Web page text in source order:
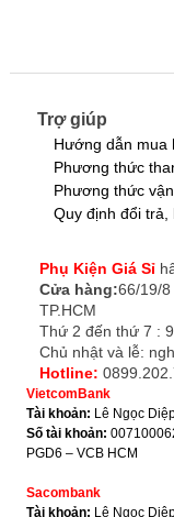
Trợ giúp
Hướng dẫn mua
Phương thức
Phương thức
Quy định đổi trả,
Phụ Kiện Giá Sỉ
Cửa hàng:66/19/8
TP.HCM
Thứ 2 đến thứ 7 :
Chủ nhật và lễ:
Hotline:
VietcomBank
Tài khoản: Lê Ngọc
Số tài khoản:
PGD6 – VCB HCM
Sacombank
Tài khoản: Lê Ngọc